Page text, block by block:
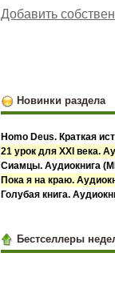
Добавить
Новинки раздела
Homo Deus. Краткая
21 урок для XXI века.
Сиамцы. Аудиокнига
Пока я на краю.
Голубая книга.
Бестселлеры